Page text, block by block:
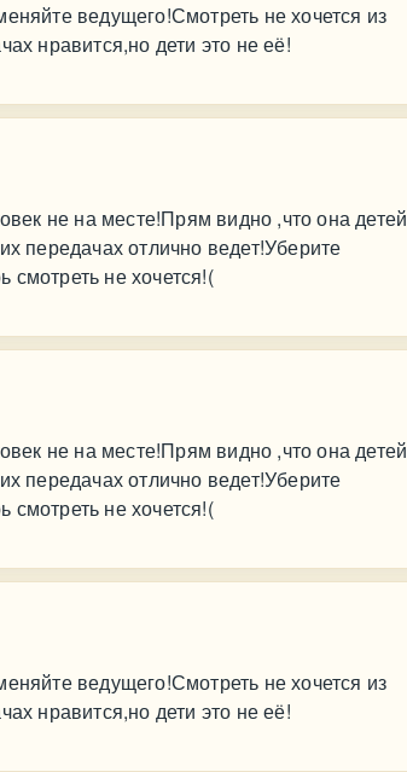
ведущего!Смотреть не хочется из
нравится,но дети это не её!
не на месте!Прям видно ,что она детей
передачах отлично ведет!Уберите
не хочется!(
не на месте!Прям видно ,что она детей
передачах отлично ведет!Уберите
не хочется!(
ведущего!Смотреть не хочется из
нравится,но дети это не её!